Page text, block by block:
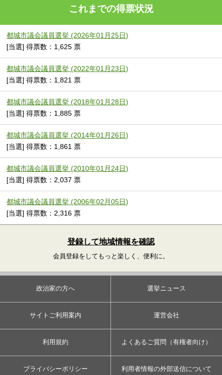
これまでの得票状況
都城市議会議員選挙 (2026年01月25日)
[当選] 得票数：1,625 票
都城市議会議員選挙 (2022年01月23日)
[当選] 得票数：1,821 票
都城市議会議員選挙 (2018年01月28日)
[当選] 得票数：1,885 票
都城市議会議員選挙 (2014年01月26日)
[当選] 得票数：1,861 票
都城市議会議員選挙 (2010年01月24日)
[当選] 得票数：2,037 票
都城市議会議員選挙 (2006年02月05日)
[当選] 得票数：2,316 票
登録して地域情報を確認
会員登録をしてもっと楽しく、便利に。
政治家の方へ 選挙ニュース
サイトご利用案内 運営会社
利用規約 よくあるご質問（有権者向け）
プライバシーポリシー 利用者情報の外部送信について